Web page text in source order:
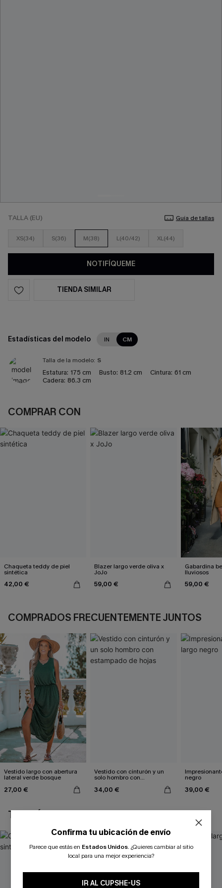
TALLA (EU) Guía de tallas
XS(34) S(36) M(38) L(40/42) XL(44)
NOTIFÍQUEME
TIENDA SIMILAR
Estadísticas del modelo IN CM
Talla de la modelo: S
Estatura: 175 cm Busto: 81.2 cm Cintura: 61 cm
Cadera: 86.3 cm
COMPRAR CON
Chaqueta teddy de piel
sintética
42,00 €
Blazer largo verde oliva x
JoJo
59,00 €
Gabardina
lluviosos
59,00 €
COMPRADOS FRECUENTEMENTE JUNTOS
Vestido largo con abertura
lateral verde bosque
27,00 €
Vestido con cinturón y un
solo hombro con
34,00 €
negro
39,00 €
TAMBIÉN TE PUEDE GUSTAR
Confirma tu ubicación de envío
Parece que estás en Estados Unidos. ¿Quieres cambiar al sitio
local para una mejor experiencia?
IR AL CUPSHE-US